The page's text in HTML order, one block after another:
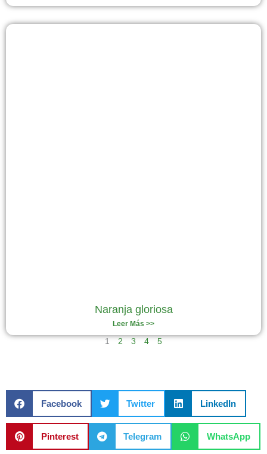
Naranja gloriosa
Leer Más >>
1 2 3 4 5
Facebook Twitter LinkedIn
Pinterest Telegram WhatsApp